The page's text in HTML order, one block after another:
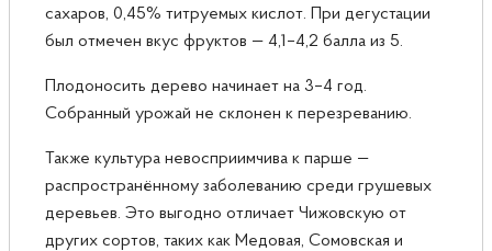
сахаров, 0,45% титруемых кислот. При дегустации
был отмечен вкус фруктов — 4,1–4,2 балла из 5.
Плодоносить дерево начинает на 3–4 год.
Собранный урожай не склонен к перезреванию.
Также культура невосприимчива к парше —
распространённому заболеванию среди грушевых
деревьев. Это выгодно отличает Чижовскую от
других сортов, таких как Медовая, Сомовская и